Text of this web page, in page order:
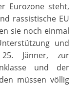
Eurozone steht,
rassistische EU
sie noch einmal
und
Jänner, zur
und der
müssen völlig